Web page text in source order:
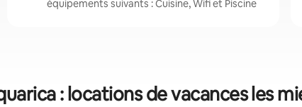
équipements suivants : Cuisine, Wifi et Piscine
: locations de vacances les